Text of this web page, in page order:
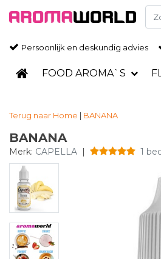
Persoonlijk en deskundig advies
FOOD AROMA`S
Terug naar Home | BANANA
BANANA
Merk: CAPELLA | 1